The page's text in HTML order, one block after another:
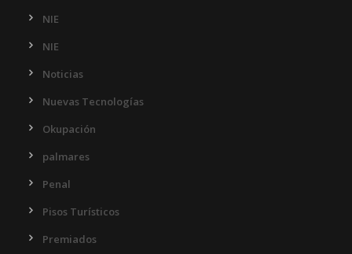
NIE
NIE
Noticias
Nuevas Tecnologías
Okupación
palmares
Penal
Pisos Turísticos
Premiados